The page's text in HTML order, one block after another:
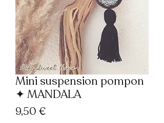
Mini suspension pompon
✦ MANDALA
9,50 €